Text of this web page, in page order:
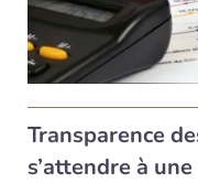
Transparence
s’attendre à